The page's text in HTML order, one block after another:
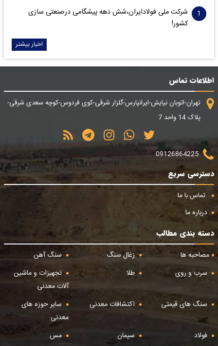
شرکت ملی فولادایران،شش دهه پیشگامی درصنعتی سازی
کشور!
اخبار بیشتر
اطلاعات تماس
تهران-اتوبان نیایش-ایرانپارس-گلزار شرقی-کوی فردوس-کوچه سعدی شرقی-
پلاک 14 واحد 7
09126864225
دسترسی سریع
تماس با ما
درباره ما
دسته بندی مطالب
مصاحبه ها
زغال سنگ
سنگ آهن
سرب و روی
طلا
تجهیزات و ماشین
آلات معدنی
سنگ های قیمتی
اکتشافات معدنی
سایر حوزه های
معدنی
فولاد
سیمان مس